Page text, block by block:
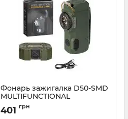
Фонарь зажигалка D50-SMD
MULTIFUNCTIONAL
Артикул:D50-SMD
401 грн